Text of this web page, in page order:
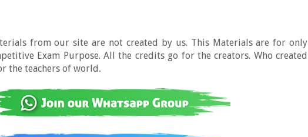
from our site are not created by us. This Materials are for only
Exam Purpose. All the credits go for the creators. Who created
the teachers of world.